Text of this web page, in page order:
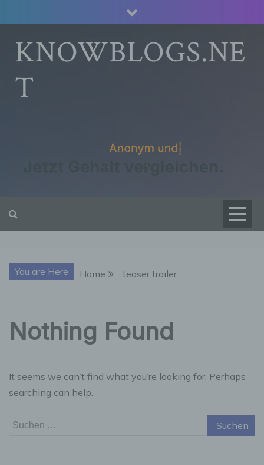
to
contentKNOWBLOGS.NE
T
You are Here Home teaser trailer
Nothing Found
It seems we can’t find what you’re looking for. Perhaps
searching can help.
Suchen